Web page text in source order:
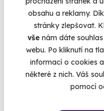
obsahu a reklamy.
stránky zlepšovat.
vše nám dáte
webu. Po kliknutí na
informací o cookies
některé z nich. Váš
pomocí
Chcete
Novinka
Exkluzivně u Zážitky.cz
PRO KOHO
Dárky pro muže